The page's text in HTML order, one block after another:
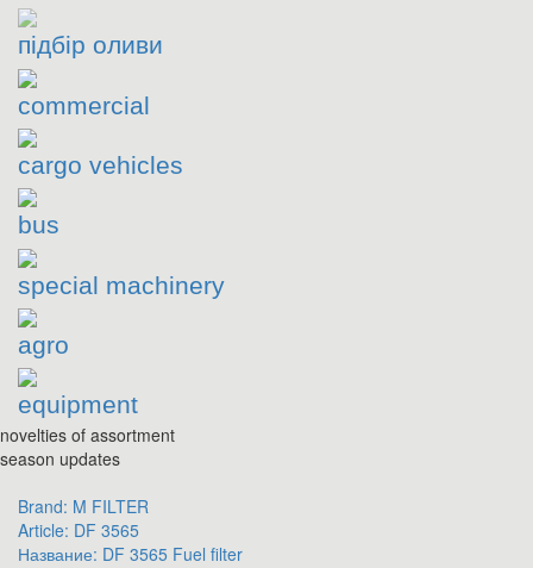
підбір оливи
commercial
cargo vehicles
bus
special machinery
agro
equipment
novelties of assortment
season updates
Brand: M FILTER
Article: DF 3565
Название: DF 3565 Fuel filter